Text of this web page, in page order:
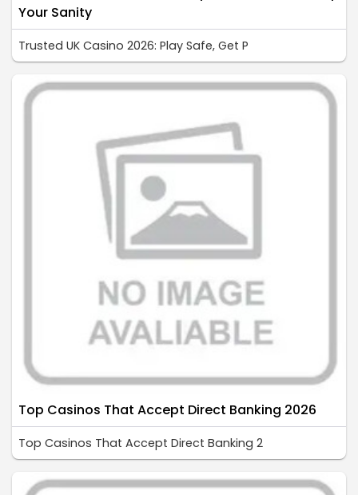
Your Sanity
Trusted UK Casino 2026: Play Safe, Get P
Top Casinos That Accept Direct Banking 2026
Top Casinos That Accept Direct Banking 2